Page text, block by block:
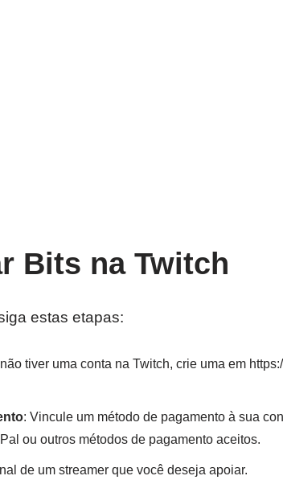
Bits na Twitch
estas etapas:
tiver uma conta na Twitch, crie uma em
: Vincule um método de pagamento à sua
ou outros métodos de pagamento aceitos.
de um streamer que você deseja apoiar.